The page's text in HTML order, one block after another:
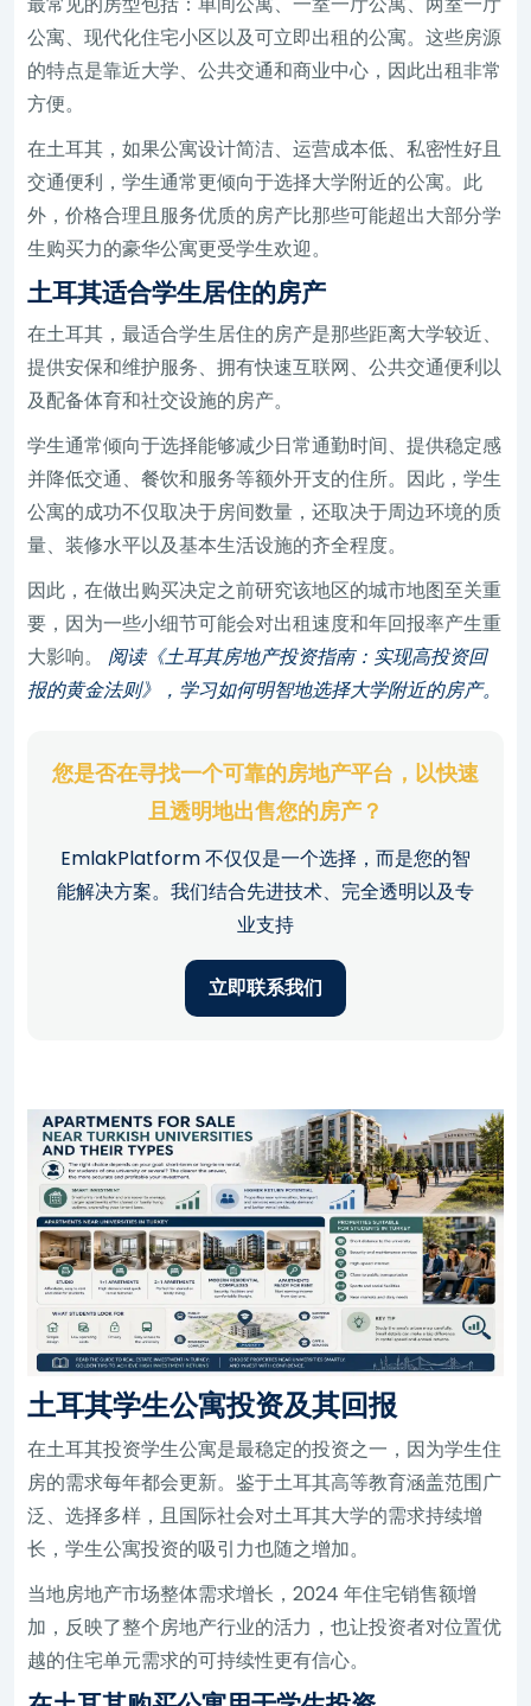
公寓、现代化住宅小区以及可立即出租的公寓。这些房源
的特点是靠近大学、公共交通和商业中心，因此出租非常
方便。
在土耳其，如果公寓设计简洁、运营成本低、私密性好且
交通便利，学生通常更倾向于选择大学附近的公寓。此
外，价格合理且服务优质的房产比那些可能超出大部分学
生购买力的豪华公寓更受学生欢迎。
土耳其适合学生居住的房产
在土耳其，最适合学生居住的房产是那些距离大学较近、
提供安保和维护服务、拥有快速互联网、公共交通便利以
及配备体育和社交设施的房产。
学生通常倾向于选择能够减少日常通勤时间、提供稳定感
并降低交通、餐饮和服务等额外开支的住所。因此，学生
公寓的成功不仅取决于房间数量，还取决于周边环境的质
量、装修水平以及基本生活设施的齐全程度。
因此，在做出购买决定之前研究该地区的城市地图至关重
要，因为一些小细节可能会对出租速度和年回报率产生重
大影响。 阅读《土耳其房地产投资指南：实现高投资回
报的黄金法则》，学习如何明智地选择大学附近的房产。
您是否在寻找一个可靠的房地产平台，以快速
且透明地出售您的房产？
EmlakPlatform 不仅仅是一个选择，而是您的智
能解决方案。我们结合先进技术、完全透明以及专
业支持
立即联系我们
土耳其学生公寓投资及其回报
在土耳其投资学生公寓是最稳定的投资之一，因为学生住
房的需求每年都会更新。鉴于土耳其高等教育涵盖范围广
泛、选择多样，且国际社会对土耳其大学的需求持续增
长，学生公寓投资的吸引力也随之增加。
当地房地产市场整体需求增长，2024 年住宅销售额增
加，反映了整个房地产行业的活力，也让投资者对位置优
越的住宅单元需求的可持续性更有信心。